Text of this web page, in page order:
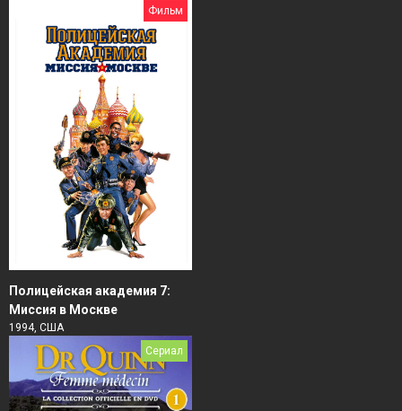
Фильм
Полицейская академия 7:
Миссия в Москве
1994, США
Сериал